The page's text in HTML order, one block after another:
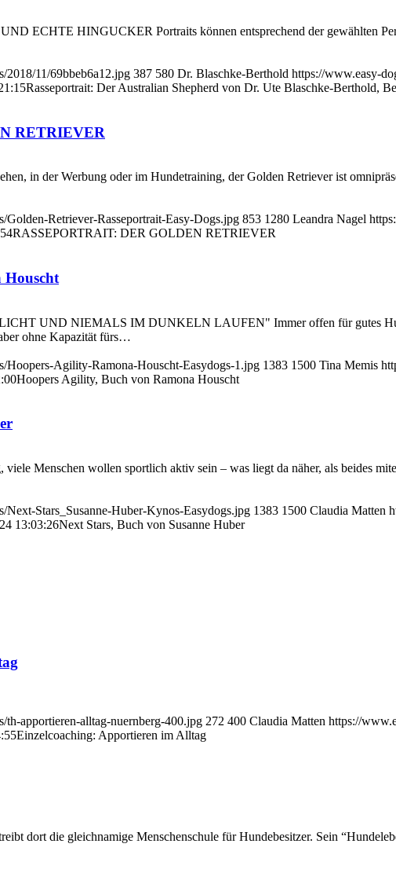
ECHTE HINGUCKER Portraits können entsprechend der gewählten
2018/11/69bbeb6a12.jpg 387 580 Dr. Blaschke-Berthold https://www.easy-
Rasseportrait: Der Australian Shepherd von Dr. Ute Blaschke-Berthold,
RETRIEVER
in der Werbung oder im Hundetraining, der Golden Retriever ist
Retriever-Rasseportrait-Easy-Dogs.jpg 853 1280 Leandra Nagel
RASSEPORTRAIT: DER GOLDEN RETRIEVER
Houscht
UND NIEMALS IM DUNKELN LAUFEN" Immer offen für gutes
ohne Kapazität fürs…
Hoopers-Agility-Ramona-Houscht-Easydogs-1.jpg 1383 1500 Tina Memis
Hoopers Agility, Buch von Ramona Houscht
Menschen wollen sportlich aktiv sein – was liegt da näher, als beides
Stars_Susanne-Huber-Kynos-Easydogs.jpg 1383 1500 Claudia Matten
13:03:26Next Stars, Buch von Susanne Huber
th-apportieren-alltag-nuernberg-400.jpg 272 400 Claudia Matten https://
Einzelcoaching: Apportieren im Alltag
dort die gleichnamige Menschenschule für Hundebesitzer. Sein